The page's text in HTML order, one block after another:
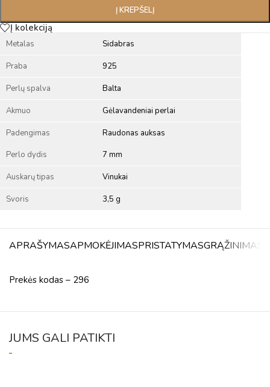
Į KREPŠELĮ
Į kolekciją
Metalas Sidabras
Praba 925
Perlų spalva Balta
Akmuo Gėlavandeniai perlai
Padengimas
Raudonas auksas
Perlo dydis
7 mm
Auskarų tipas Vinukai
Svoris 3,5 g
APRAŠYMASAPMOKĖJIMASPRISTATYMASGRĄŽINIMAS
Prekės kodas – 296
JUMS GALI PATIKTI